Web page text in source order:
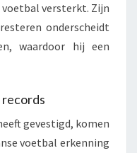
versterkt. Zijn
onderscheidt
waardoor hij een
gevestigd, komen
voetbal erkenning